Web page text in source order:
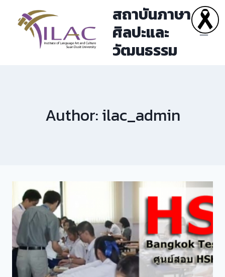
content
สถาบันภาษา
ศิลปะและ
วัฒนธรรม
Author: ilac_admin